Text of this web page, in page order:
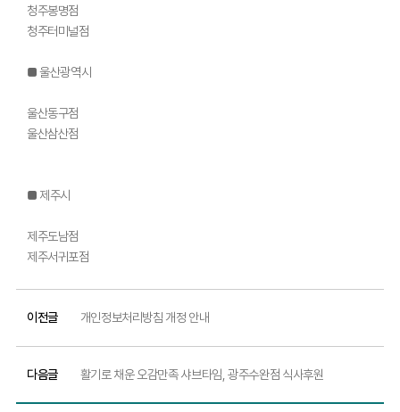
청주봉명점
청주터미널점
■ 울산광역시
울산동구점
울산삼산점
■ 제주시
제주도남점
제주서귀포점
이전글 개인정보처리방침 개정 안내
다음글 활기로 채운 오감만족 샤브타임, 광주수완점 식사후원